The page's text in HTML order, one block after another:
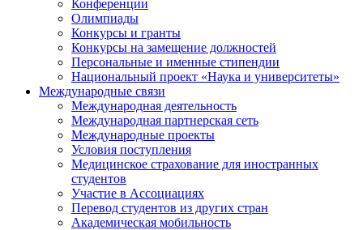
Конференции
Олимпиады
Конкурсы и гранты
Конкурсы на замещение должностей
Персональные и именные стипендии
Национальный проект «Наука и университеты»
Международные связи
Международная деятельность
Международная партнерская сеть
Международные проекты
Условия поступления
Медицинское страхование для иностранных
студентов
Участие в Ассоциациях
Перевод студентов из других стран
Академическая мобильность